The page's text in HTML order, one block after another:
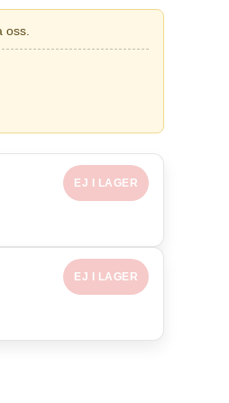
oss.
EJ I LAGER
EJ I LAGER